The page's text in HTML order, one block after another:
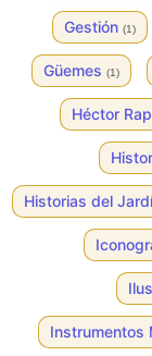
Gestión (1)
Güemes (1)
Héctor
Historias del
Instrumentos